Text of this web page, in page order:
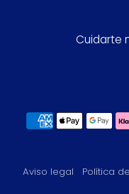
Cuidarte
Aviso legal Política